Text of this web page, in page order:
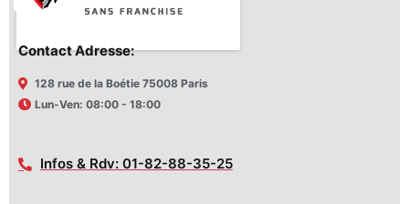
Contact Adresse:
128 rue de la Boétie 75008 Paris
Lun-Ven: 08:00 - 18:00
Infos & Rdv: 01-82-88-35-25